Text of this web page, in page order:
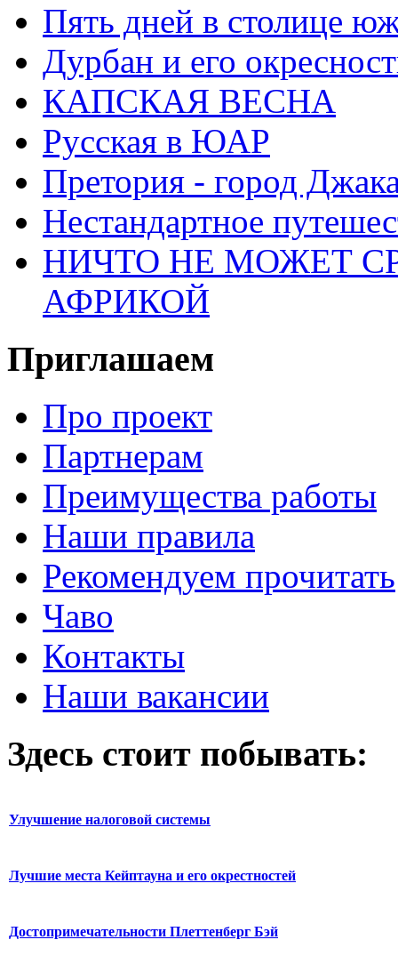
Пять дней в столице
Дурбан и его
КАПСКАЯ ВЕСНА
Русская в ЮАР
Претория - город
Нестандартное
НИЧТО НЕ МОЖЕТ
АФРИКОЙ
Приглашаем
Про проект
Партнерам
Преимущества работы
Наши правила
Рекомендуем прочитать
Чаво
Контакты
Наши вакансии
Здесь стоит побывать:
Улучшение налоговой системы
Лучшие места Кейптауна и его окрестностей
Достопримечательности Плеттенберг Бэй